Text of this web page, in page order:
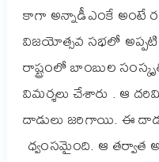
కాగా అన్నాడీఎంకే అంటే
విజయోత్సవ సభలో
రాష్ట్రంలో బాంబుల
విమర్శలు చేశారు . ఆ
దాడులు జరిగాయి. ఈ
ధ్వంసమైంది. ఆ తర్వాత